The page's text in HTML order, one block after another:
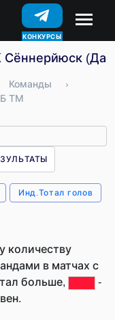
КОНКУРСЫ
Команды
›
ТМ
Инд.Тотал голов
количеству
в матчах с
больше,
-